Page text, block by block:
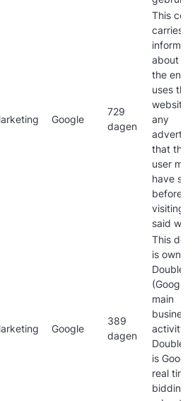
Google
729
dagen
This
carries
about
the end
uses the
website
any
that the
user may
have
before
visiting
said
Google
389
dagen
This
is
main
business
activity
is
real time
bidding